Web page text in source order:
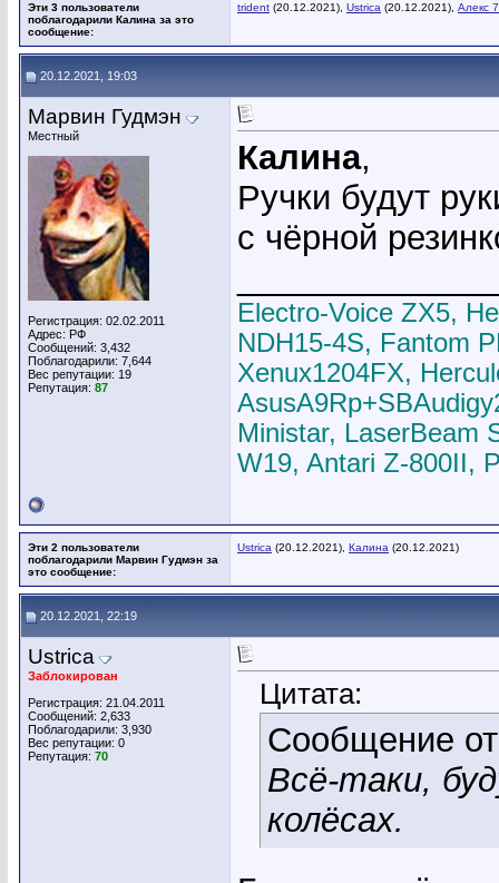
Эти 3 пользователи
поблагодарили Калина за это
сообщение:
trident (20.12.2021), Ustrica (20.12.2021), Алекс
20.12.2021, 19:03
Марвин Гудмэн
Местный
Регистрация: 02.02.2011
Адрес: РФ
Сообщений: 3,432
Поблагодарили: 7,644
Вес репутации: 19
Репутация: 87
Калина,
Ручки будут
с чёрной
Electro-Voice ZX5,
NDH15-4S, Fantom
Xenux1204FX,
Ministar, LaserBeam
W19, Antari Z-800II,
Эти 2 пользователи
поблагодарили Марвин Гудмэн за
это сообщение:
Ustrica (20.12.2021), Калина (20.12.2021)
20.12.2021, 22:19
Ustrica
Заблокирован
Регистрация: 21.04.2011
Сообщений: 2,633
Поблагодарили: 3,930
Вес репутации: 0
Репутация: 70
Цитата:
Сообщение
Всё-таки,
колёсах.